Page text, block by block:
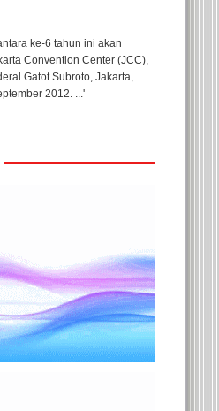
ke-6 tahun ini akan
Convention Center (JCC),
Gatot Subroto, Jakarta,
2012. ...'